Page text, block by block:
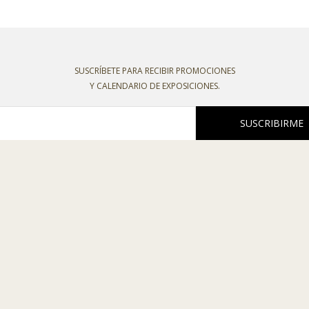
SUSCRÍBETE PARA RECIBIR PROMOCIONES
Y CALENDARIO DE EXPOSICIONES.
SUSCRIBIRME